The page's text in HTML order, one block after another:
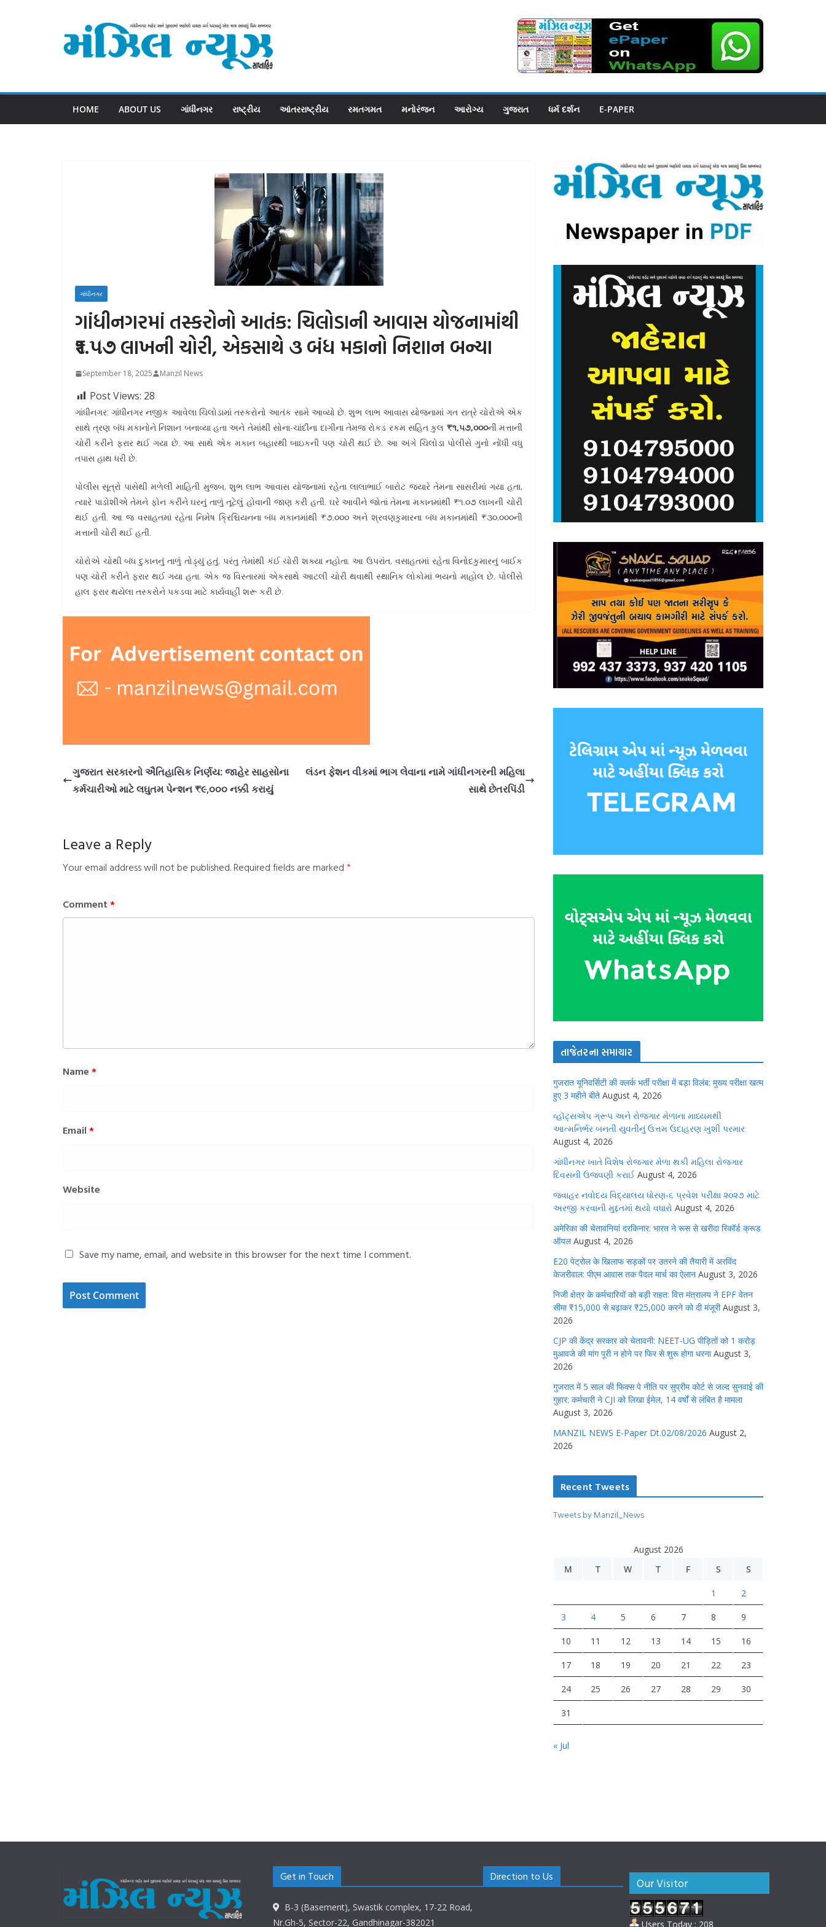
HOME ABOUT US ગાંધીનગર રાષ્ટ્રીય આંતરરાષ્ટ્રીય રમતગમત મનોરંજન આરોગ્ય ગુજરાત ધર્મ દર્શન E-PAPER
ગાંધીનગર
ગાંધીનગરમાં તસ્કરોનો આતંક: ચિલોડાની આવાસ યોજનામાંથી
₹૧.૫૭ લાખની ચોરી, એકસાથે ૩ બંધ મકાનો નિશાન બન્યા
September 18, 2025 Manzil News
Post Views: 28
ગાંધીનગર: ગાંધીનગર નજીક આવેલા ચિલોડામાં તસ્કરોનો આતંક સામે આવ્યો છે. શુભ લાભ આવાસ યોજનામાં ગત રાત્રે ચોરોએ એક
સાથે ત્રણ બંધ મકાનોને નિશાન બનાવ્યા હતા અને તેમાંથી સોના-ચાંદીના દાગીના તેમજ રોકડ રકમ સહિત કુલ ₹૧,૫૭,૦૦૦ની મત્તાની
ચોરી કરીને ફરાર થઈ ગયા છે. આ સાથે એક મકાન બહારથી બાઇકની પણ ચોરી થઈ છે. આ અંગે ચિલોડા પોલીસે ગુનો નોંધી વધુ
તપાસ હાથ ધરી છે.
પોલીસ સૂત્રો પાસેથી મળેલી માહિતી મુજબ, શુભ લાભ આવાસ યોજનામાં રહેતા લાલાભાઈ બારોટ જ્યારે તેમના સાસરીમાં ગયા હતા,
ત્યારે પાડોશીએ તેમને ફોન કરીને ઘરનું તાળું તૂટેલું હોવાની જાણ કરી હતી. ઘરે આવીને જોતાં તેમના મકાનમાંથી ₹૧.૦૭ લાખની ચોરી
થઈ હતી. આ જ વસાહતમાં રહેતા નિમેષ ક્રિશ્ચિયનના બંધ મકાનમાંથી ₹૭,૦૦૦ અને શ્રવણકુમારના બંધ મકાનમાંથી ₹૩૦,૦૦૦ની
મત્તાની ચોરી થઈ હતી.
ચોરોએ ચોથી બંધ દુકાનનું તાળું તોડ્યું હતું, પરંતુ તેમાંથી કંઈ ચોરી શક્યા નહોતા. આ ઉપરાંત, વસાહતમાં રહેતા વિનોદકુમારનું બાઈક
પણ ચોરી કરીને ફરાર થઈ ગયા હતા. એક જ વિસ્તારમાં એકસાથે આટલી ચોરી થવાથી સ્થાનિક લોકોમાં ભયનો માહોલ છે. પોલીસે
હાલ ફરાર થયેલા તસ્કરોને પકડવા માટે કાર્યવાહી શરૂ કરી છે.
ગુજરાત સરકારનો ઐતિહાસિક નિર્ણય: જાહેર સાહસોના
કર્મચારીઓ માટે લઘુતમ પેન્શન ₹૯,૦૦૦ નક્કી કરાયું
લંડન ફેશન વીકમાં ભાગ લેવાના નામે ગાંધીનગરની મહિલા
સાથે છેતરપિંડી
Leave a Reply
Your email address will not be published. Required fields are marked *
Comment *
Name *
Email *
Website
Save my name, email, and website in this browser for the next time I comment.
તાજેતરના સમાચાર
गुजरात यूनिवर्सिटी की क्लर्क भर्ती परीक्षा में बड़ा विलंब: मुख्य परीक्षा खत्म
हुए 3 महीने बीते August 4, 2026
વ્હૉટ્સએપ ગ્રૂપ અને રોજગાર મેળાના માધ્યમથી
આત્મનિર્ભર બનતી યુવતીનું ઉત્તમ ઉદાહરણ ખુશી પરમાર
August 4, 2026
ગાંધીનગર ખાતે વિશેષ રોજગાર મેળા થકી મહિલા રોજગાર
દિવસની ઉજવણી કરાઈ August 4, 2026
જવાહર નવોદય વિદ્યાલય ધોરણ-૬ પ્રવેશ પરીક્ષા ૨૦૨૭ માટે
અરજી કરવાની મુદ્દતમાં થયો વધારો August 4, 2026
अमेरिका की चेतावनियां दरकिनार: भारत ने रूस से खरीदा रिकॉर्ड क्रूड
ऑयल August 4, 2026
E20 पेट्रोल के खिलाफ सड़कों पर उतरने की तैयारी में अरविंद
केजरीवाल: पीएम आवास तक पैदल मार्च का ऐलान August 3, 2026
निजी क्षेत्र के कर्मचारियों को बड़ी राहत: वित्त मंत्रालय ने EPF वेतन
सीमा ₹15,000 से बढ़ाकर ₹25,000 करने को दी मंजूरी August 3,
2026
CJP की केंद्र सरकार को चेतावनी: NEET-UG पीड़ितों को 1 करोड़
मुआवजे की मांग पूरी न होने पर फिर से शुरू होगा धरना August 3,
2026
गुजरात में 5 साल की फिक्स पे नीति पर सुप्रीम कोर्ट से जल्द सुनवाई की
गुहार: कर्मचारी ने CJI को लिखा ईमेल, 14 वर्षों से लंबित है मामला
August 3, 2026
MANZIL NEWS E-Paper Dt.02/08/2026 August 2,
2026
Recent Tweets
Tweets by Manzil_News
August 2026
M
T W T F S S
1 2
3 4 5 6 7 8 9
10 11 12 13 14 15 16
17 18 19 20 21 22 23
24 25 26 27 28 29 30
31
« Jul
Get in Touch
B-3 (Basement), Swastik complex, 17-22 Road,
Nr.Gh-5, Sector-22, Gandhinagar-382021
Direction to Us Our Visitor
Users Today : 208